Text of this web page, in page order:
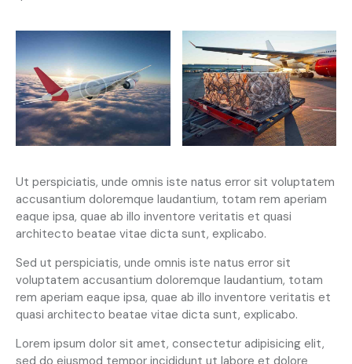
Ut perspiciatis, unde omnis iste natus error sit voluptatem
accusantium doloremque laudantium, totam rem aperiam
eaque ipsa, quae ab illo inventore veritatis et quasi
architecto beatae vitae dicta sunt, explicabo.
Sed ut perspiciatis, unde omnis iste natus error sit
voluptatem accusantium doloremque laudantium, totam
rem aperiam eaque ipsa, quae ab illo inventore veritatis et
quasi architecto beatae vitae dicta sunt, explicabo.
Lorem ipsum dolor sit amet, consectetur adipisicing elit,
sed do eiusmod tempor incididunt ut labore et dolore